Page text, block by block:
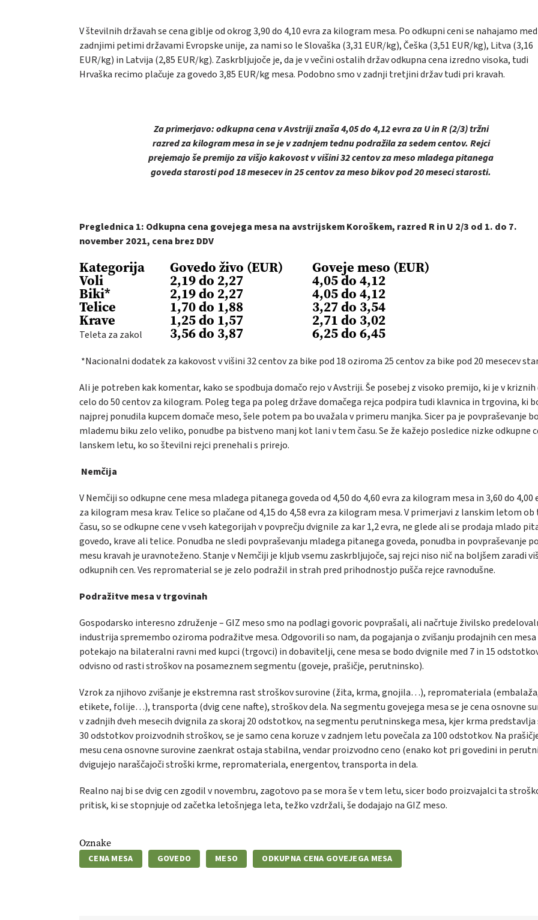
V številnih državah se cena giblje od okrog 3,90 do 4,10 evra za kilogram mesa. Po odkupni ceni se nahajamo med
zadnjimi petimi državami Evropske unije, za nami so le Slovaška (3,31 EUR/kg), Češka (3,51 EUR/kg), Litva (3,16
EUR/kg) in Latvija (2,85 EUR/kg). Zaskrbljujoče je, da je v večini ostalih držav odkupna cena izredno visoka, tudi
Hrvaška recimo plačuje za govedo 3,85 EUR/kg mesa. Podobno smo v zadnji tretjini držav tudi pri kravah.
Za primerjavo: odkupna cena v Avstriji znaša 4,05 do 4,12 evra za U in R (2/3) tržni
razred za kilogram mesa in se je v zadnjem tednu podražila za sedem centov. Rejci
prejemajo še premijo za višjo kakovost v višini 32 centov za meso mladega pitanega
goveda starosti pod 18 mesecev in 25 centov za meso bikov pod 20 meseci starosti.
Preglednica 1: Odkupna cena govejega mesa na avstrijskem Koroškem, razred R in U 2/3 od 1. do 7.
november 2021, cena brez DDV
Kategorija Govedo živo (EUR) Goveje meso (EUR)
Voli 2,19 do 2,27 4,05 do 4,12
Biki* 2,19 do 2,27 4,05 do 4,12
Telice 1,70 do 1,88 3,27 do 3,54
Krave 1,25 do 1,57 2,71 do 3,02
Teleta za zakol 3,56 do 3,87 6,25 do 6,45
*Nacionalni dodatek za kakovost v višini 32 centov za bike pod 18 oziroma 25 centov za bike pod 20 mesecev
Ali je potreben kak komentar, kako se spodbuja domačo rejo v Avstriji. Še posebej z visoko premijo, ki je v kriznih
celo do 50 centov za kilogram. Poleg tega pa poleg države domačega rejca podpira tudi klavnica in trgovina, ki
najprej ponudila kupcem domače meso, šele potem pa bo uvažala v primeru manjka. Sicer pa je povpraševanje bo
mlademu biku zelo veliko, ponudbe pa bistveno manj kot lani v tem času. Se že kažejo posledice nizke odkupne
lanskem letu, ko so številni rejci prenehali s prirejo.
Nemčija
V Nemčiji so odkupne cene mesa mladega pitanega goveda od 4,50 do 4,60 evra za kilogram mesa in 3,60 do 4,00
za kilogram mesa krav. Telice so plačane od 4,15 do 4,58 evra za kilogram mesa. V primerjavi z lanskim letom ob
času, so se odkupne cene v vseh kategorijah v povprečju dvignile za kar 1,2 evra, ne glede ali se prodaja mlado
govedo, krave ali telice. Ponudba ne sledi povpraševanju mladega pitanega goveda, ponudba in povpraševanje po
mesu kravah je uravnoteženo. Stanje v Nemčiji je kljub vsemu zaskrbljujoče, saj rejci niso nič na boljšem zaradi
odkupnih cen. Ves repromaterial se je zelo podražil in strah pred prihodnostjo pušča rejce ravnodušne.
Podražitve mesa v trgovinah
Gospodarsko interesno združenje – GIZ meso smo na podlagi govoric povprašali, ali načrtuje živilsko
industrija spremembo oziroma podražitve mesa. Odgovorili so nam, da pogajanja o zvišanju prodajnih cen mesa
potekajo na bilateralni ravni med kupci (trgovci) in dobavitelji, cene mesa se bodo dvignile med 7 in 15
odvisno od rasti stroškov na posameznem segmentu (goveje, prašičje, perutninsko).
Vzrok za njihovo zvišanje je ekstremna rast stroškov surovine (žita, krma, gnojila…), repromateriala
etikete, folije…), transporta (dvig cene nafte), stroškov dela. Na segmentu govejega mesa se je cena osnovne
v zadnjih dveh mesecih dvignila za skoraj 20 odstotkov, na segmentu perutninskega mesa, kjer krma predstavlja
30 odstotkov proizvodnih stroškov, se je samo cena koruze v zadnjem letu povečala za 100 odstotkov. Na
mesu cena osnovne surovine zaenkrat ostaja stabilna, vendar proizvodno ceno (enako kot pri govedini in
dvigujejo naraščajoči stroški krme, repromateriala, energentov, transporta in dela.
Realno naj bi se dvig cen zgodil v novembru, zagotovo pa se mora še v tem letu, sicer bodo proizvajalci ta
pritisk, ki se stopnjuje od začetka letošnjega leta, težko vzdržali, še dodajajo na GIZ meso.
Oznake
CENA MESA GOVEDO MESO ODKUPNA CENA GOVEJEGA MESA